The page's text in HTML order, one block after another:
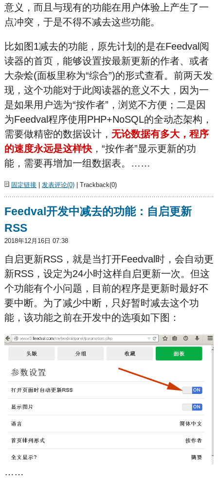
意义，而且与现有的功能在用户体验上产生了一
点冲突，于是不得不减去这些功能。
比如图1减去的功能，原先计划的是在Feedval阅
读器的首页，能够设置按最新更新的作者、或者
大杂烩(面板里称为“综合”)的形式查看。前两天发
现，这个功能对于此阅读器的意义不大，因为一
是如果用户选为“按作者”，浏览不方便；二是因
为Feedval程序使用PHP+NoSQL的全动态架构，
需要做精密的数据设计， 无论数据有多大，程序
的速度永远是这样快，“按作者”显示更新的功
能，需要再增加一组数据表。……
固定链接| 发表评论(0)| Trackback(0)
Feedval开发中减去的功能：自启更新
RSS
2018年12月16日 07:38
自启更新RSS，就是当打开Feedval时，会自动更
新RSS，设定为24小时这样自启更新一次。但这
个功能有个小问题，目前的程序是更新时最好不
要中断。为了减少中断，只好暂时减去这个功
能，该功能之前在开发中的选项如下图：
……